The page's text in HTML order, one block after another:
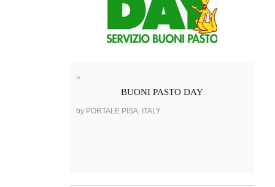
>
BUONI PASTO DAY
by PORTALE PISA, ITALY